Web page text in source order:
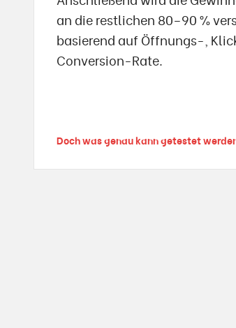
an die restlichen 80–90 %
basierend auf Öffnungs-,
Conversion-Rate.
Doch was genau kann getestet